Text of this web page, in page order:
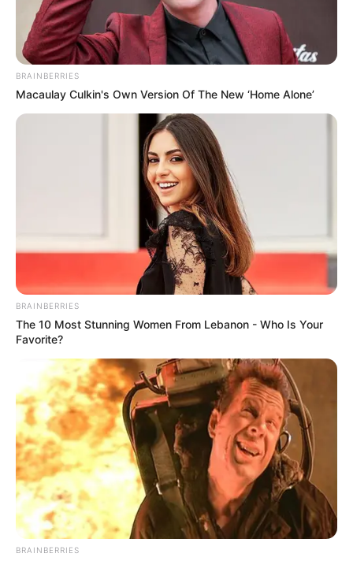
BRAINBERRIES
Macaulay Culkin's Own Version Of The New ‘Home Alone’
BRAINBERRIES
The 10 Most Stunning Women From Lebanon - Who Is Your
Favorite?
BRAINBERRIES